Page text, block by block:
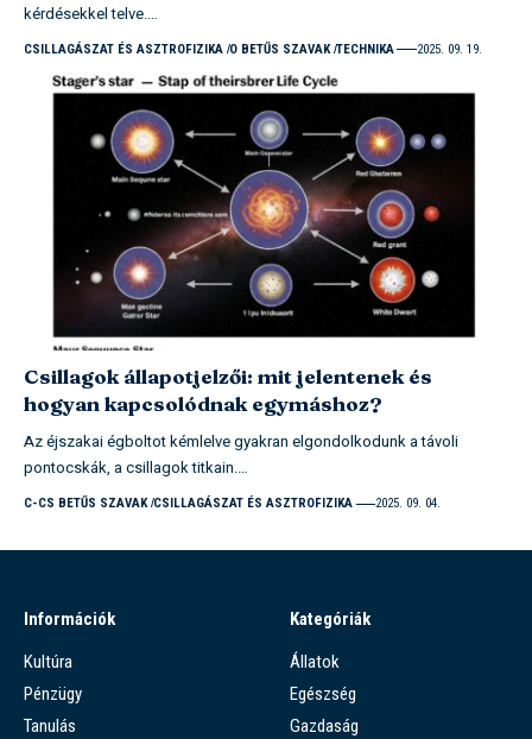
kérdésekkel telve.…
CSILLAGÁSZAT ÉS ASZTROFIZIKA O BETŰS SZAVAK TECHNIKA 2025. 09. 19.
Csillagok állapotjelzői: mit jelentenek és
hogyan kapcsolódnak egymáshoz?
Az éjszakai égboltot kémlelve gyakran elgondolkodunk a távoli
pontocskák, a csillagok titkain.…
C-CS BETŰS SZAVAK CSILLAGÁSZAT ÉS ASZTROFIZIKA 2025. 09. 04.
Információk
Kultúra
Pénzügy
Tanulás
Kategóriák
Állatok
Egészség
Gazdaság